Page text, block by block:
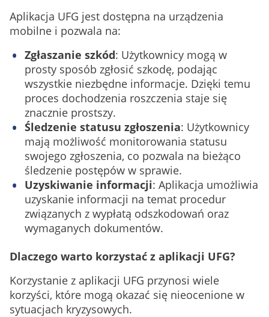
Aplikacja UFG jest dostępna na urządzenia
mobilne i pozwala na:
Zgłaszanie szkód: Użytkownicy mogą w
prosty sposób zgłosić szkodę, podając
wszystkie niezbędne informacje. Dzięki temu
proces dochodzenia roszczenia staje się
znacznie prostszy.
Śledzenie statusu zgłoszenia: Użytkownicy
mają możliwość monitorowania statusu
swojego zgłoszenia, co pozwala na bieżąco
śledzenie postępów w sprawie.
Uzyskiwanie informacji: Aplikacja umożliwia
uzyskanie informacji na temat procedur
związanych z wypłatą odszkodowań oraz
wymaganych dokumentów.
Dlaczego warto korzystać z aplikacji UFG?
Korzystanie z aplikacji UFG przynosi wiele
korzyści, które mogą okazać się nieocenione w
sytuacjach kryzysowych.